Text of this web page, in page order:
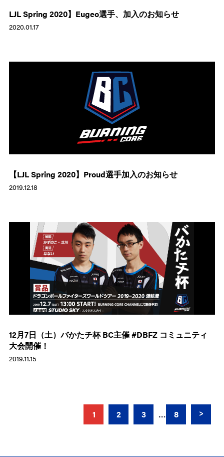
LJL Spring 2020】Eugeo選手、加入のお知らせ
2020.01.17
【LJL Spring 2020】Proud選手加入のお知らせ
2019.12.18
12月7日（土）バかたチ杯 BC主催 #DBFZ コミュニティ
大会開催！
2019.11.15
1 2 3 … 8